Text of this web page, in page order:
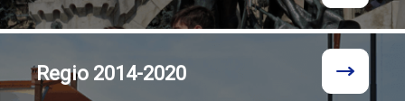
Regio 2014-2020